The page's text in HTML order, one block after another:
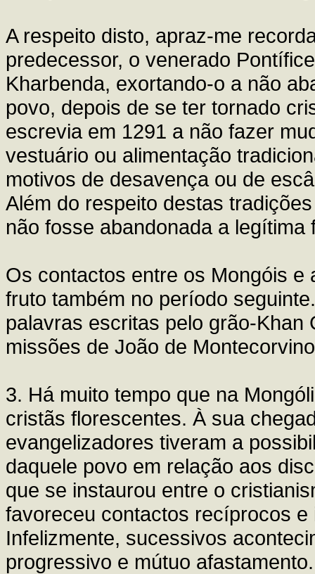
A respeito disto, apraz-me
predecessor, o venerado
Kharbenda, exortando-o a não
povo, depois de se ter tornado
escrevia em 1291 a não fazer
vestuário ou alimentação
motivos de desavença ou de
Além do respeito destas
não fosse abandonada a legítima
Os contactos entre os Mongóis
fruto também no período
palavras escritas pelo grão-Khan
missões de João de
3. Há muito tempo que na
cristãs florescentes. À sua
evangelizadores tiveram a
daquele povo em relação aos
que se instaurou entre o
favoreceu contactos recíprocos
Infelizmente, sucessivos
progressivo e mútuo afastamento.